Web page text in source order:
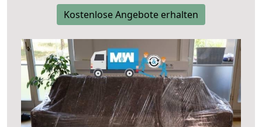
Kostenlose Angebote erhalten